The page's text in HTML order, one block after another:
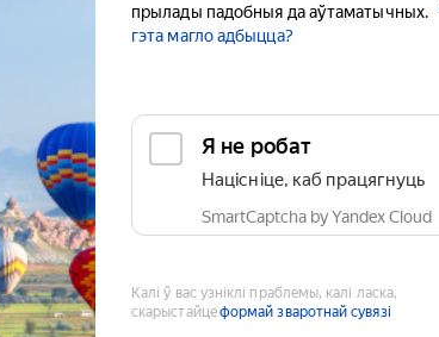
прылады падобныя да аўтаматычных.
гэта магло адбыцца?
Я не робат
Націсніце, каб працягнуць
SmartCaptcha by Yandex Cloud
Калі ў вас узніклі праблемы, калі ласка,
скарыстайцеформай зваротнай сувязі